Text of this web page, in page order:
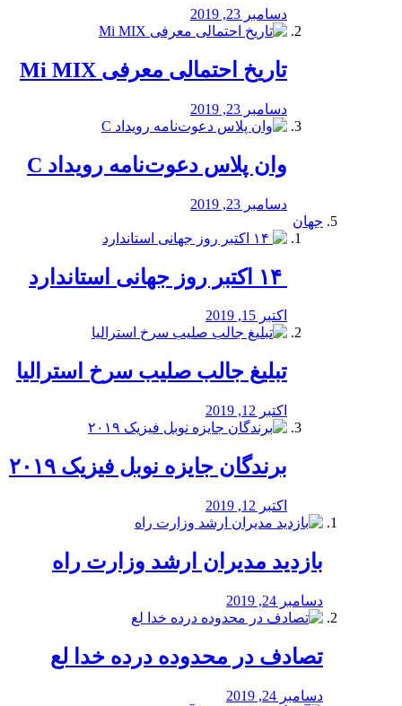
دسامبر 23, 2019
تاریخ احتمالی معرفی Mi MIX
دسامبر 23, 2019
وان پلاس دعوت‌نامه رویداد C
دسامبر 23, 2019
جهان
اکتبر 15, 2019
تبلیغ جالب صلیب سرخ استرالیا
اکتبر 12, 2019
برندگان جایزه نوبل فیزیک ۲۰۱۹
اکتبر 12, 2019
بازدید مدیران ارشد وزارت راه
دسامبر 24, 2019
تصادف در محدوده درده خدا لع
دسامبر 24, 2019